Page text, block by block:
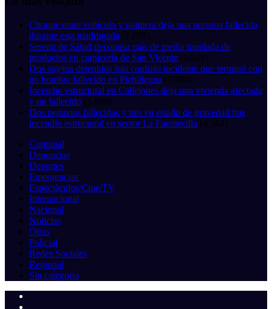
Choque entre vehículo y palmera deja una persona fallecida
durante esta madrugada (7.697)
Seremi de Salud decomisa más de media tonelada de
productos en carnicería de San Vicente (5.849)
Dos sujetos detenidos tras confuso incidente que terminó con
un hombre fallecido en Pichidegua (5.604)
Incendio estructural en Callejones deja una vivienda afectada
y un fallecido (5.098)
Dos personas fallecidas y tres en estado de gravedad tras
incendio estructural en sector La Fuentecilla (4.564)
Comunal
Denuncias
Deportes
Emergencias
Espectáculos/Cine/TV
Internacional
Nacional
Noticias
Otras
Policial
Redes Sociales
Regional
Sin categoría